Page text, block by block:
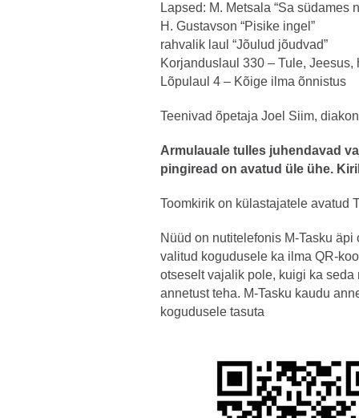
Lapsed: M. Metsala “Sa südames
H. Gustavson “Pisike ingel”
rahvalik laul “Jõulud jõudvad”
Korjanduslaul 330 – Tule, Jeesus,
Lõpulaul 4 – Kõige ilma õnnistus
Teenivad õpetaja Joel Siim,
Armulauale tulles juhendavad
pingiread on avatud üle ühe.
Toomkirik on külastajatele avatud
Nüüd on nutitelefonis M-Tasku
valitud kogudusele ka ilma QR-
otseselt vajalik pole, kuigi ka
annetust teha. M-Tasku kaudu
kogudusele tasuta